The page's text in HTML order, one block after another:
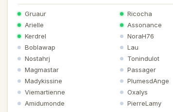
Gruaur
Ricocha
Arielle
Assonance
Kerdrel
NoraH76
Boblawap
Lau
Nostahrj
Tonindulot
Magmastar
Passager
Madykissine
PlumesdAnge
Viemartienne
Oxalys
Amidumonde
PierreLamy